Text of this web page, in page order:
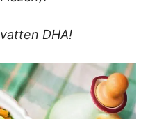
DHA!